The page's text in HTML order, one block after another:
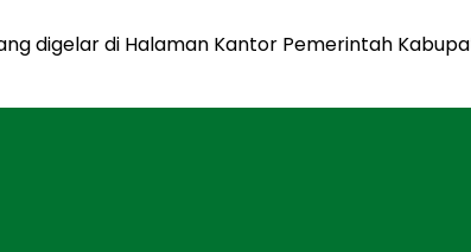
digelar di Halaman Kantor Pemerintah